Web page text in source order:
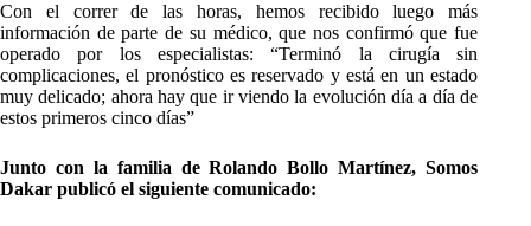
Con el correr de las horas, hemos recibido luego más
información de parte de su médico, que nos confirmó que fue
operado por los especialistas: “Terminó la cirugía sin
complicaciones, el pronóstico es reservado y está en un estado
muy delicado; ahora hay que ir viendo la evolución día a día de
estos primeros cinco días”
Junto con la familia de Rolando Bollo Martínez, Somos
Dakar publicó el siguiente comunicado: